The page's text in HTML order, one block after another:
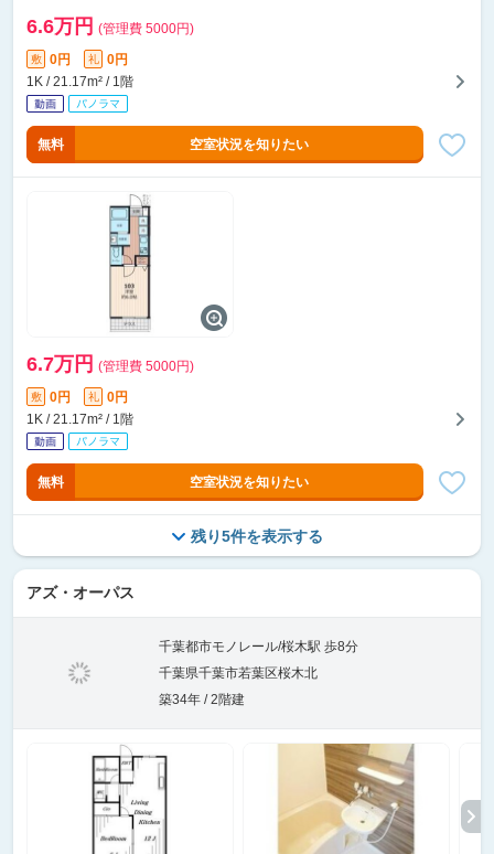
6.6万円 (管理費 5000円)
敷 0円 礼
0円
1K / 21.17m² / 1階
無料 空室状況を知りたい
6.7万円 (管理費 5000円)
敷 0円 礼
0円
1K / 21.17m² / 1階
無料 空室状況を知りたい
残り5件を表示する
アズ・オーパス
千葉都市モノレール/桜木駅 歩8分
千葉県千葉市若葉区桜木北
築34年 / 2階建